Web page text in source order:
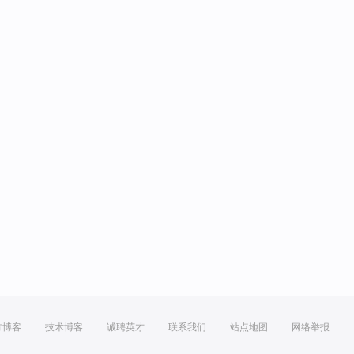
博客 技术博客 诚聘英才 联系我们 站点地图 网络举报